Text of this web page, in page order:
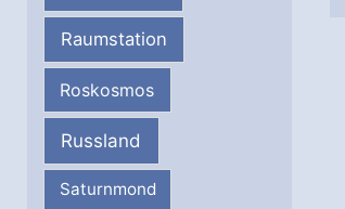
Raumstation
Roskosmos
Russland
Saturnmond